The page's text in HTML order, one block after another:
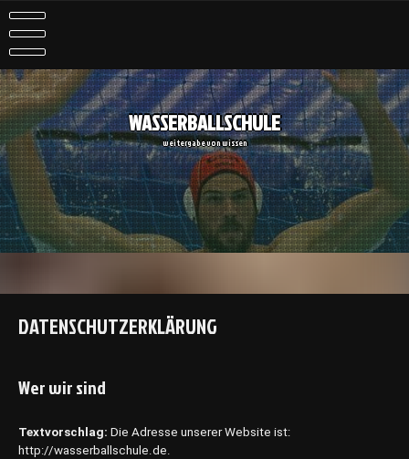
Skip
to
content
WASSERBALLSCHULE
weitergabe von wissen
DATENSCHUTZERKLÄRUNG
Wer wir sind
Textvorschlag: Die Adresse unserer Website ist:
http://wasserballschule.de.